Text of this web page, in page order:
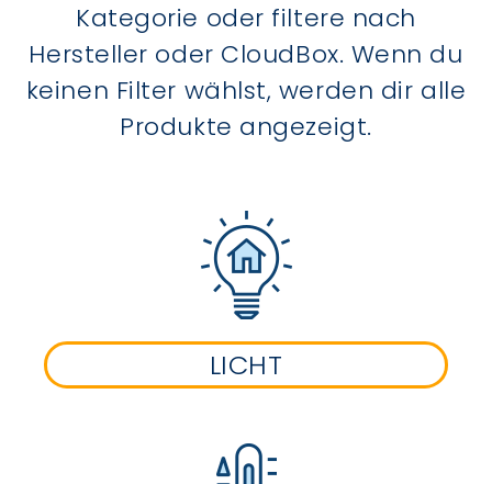
Kategorie oder filtere nach
Hersteller oder CloudBox. Wenn du
keinen Filter wählst, werden dir alle
Produkte angezeigt.
LICHT